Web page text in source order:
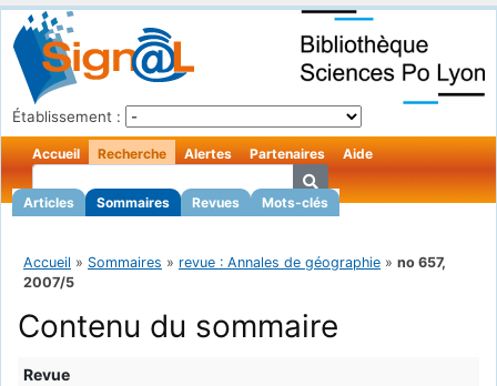
Établissement :
Accueil Recherche
Articles Sommaires Revues Mots-clés
Alertes Partenaires Aide
Accueil » Sommaires » revue : Annales de géographie » no 657,
2007/5
Contenu du sommaire
Revue